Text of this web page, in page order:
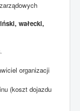
wałecki,
.
organizacji
(koszt dojazdu